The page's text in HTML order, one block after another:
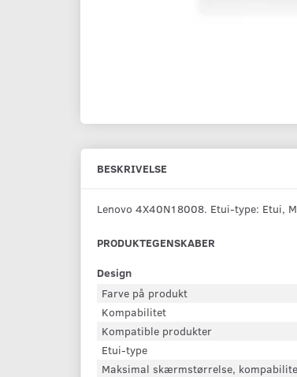
BESKRIVELSE
Lenovo 4X40N18008. Etui-type: Etui,
PRODUKTEGENSKABER
Design
Farve på produkt
Kompabilitet
Kompatible produkter
Etui-type
Maksimal skærmstørrelse,